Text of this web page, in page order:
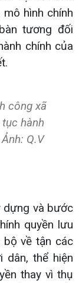
hình chính
tương đối
chính của
công xã
hành
Q.V
dựng và bước
quyền lưu
bộ về tận các
dân, thể hiện
thay vì thụ